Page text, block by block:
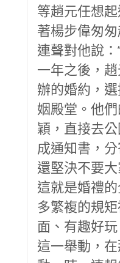
等趙元任想
著楊步偉匆
連聲對他說：
一年之後，
辦的婚約，
姻殿堂。他
穎，直接去
成通知書，分
還堅決不要
這就是婚禮
多繁複的規
面、有趣好玩
這一舉動，